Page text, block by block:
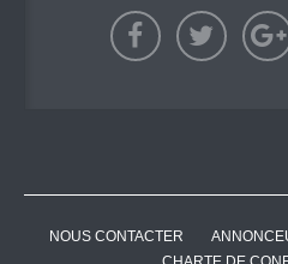
NOUS CONTACTER